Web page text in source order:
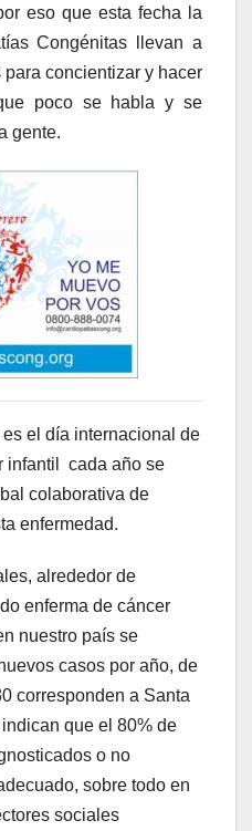
eso que esta fecha la
Congénitas llevan a
concientizar y hacer
poco se habla y se
gente.
el día internacional de
infantil cada año se
colaborativa de
enfermedad.
alrededor de
enferma de cáncer
nuestro país se
casos por año, de
corresponden a Santa
que el 80% de
o no
sobre todo en
sociales